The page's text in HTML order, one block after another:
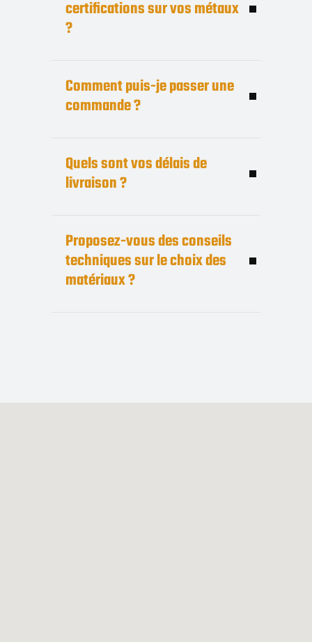
certifications sur vos métaux
?
Comment puis-je passer une
commande ?
Quels sont vos délais de
livraison ?
Proposez-vous des conseils
techniques sur le choix des
matériaux ?